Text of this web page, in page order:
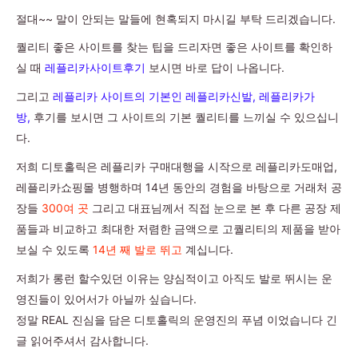
절대~~ 말이 안되는 말들에 현혹되지 마시길 부탁 드리겠습니다.
퀄리티 좋은 사이트를 찾는 팁을 드리자면 좋은 사이트를 확인하
실 때 레플리카사이트후기 보시면 바로 답이 나옵니다.
그리고 레플리카 사이트의 기본인 레플리카신발, 레플리카가
방, 후기를 보시면 그 사이트의 기본 퀄리티를 느끼실 수 있으십니
다.
저희 디토홀릭은 레플리카 구매대행을 시작으로 레플리카도매업,
레플리카쇼핑몰 병행하며 14년 동안의 경험을 바탕으로 거래처 공
장들 300여 곳 그리고 대표님께서 직접 눈으로 본 후 다른 공장 제
품들과 비교하고 최대한 저렴한 금액으로 고퀄리티의 제품을 받아
보실 수 있도록 14년 째 발로 뛰고 계십니다.
저희가 롱런 할수있던 이유는 양심적이고 아직도 발로 뛰시는 운
영진들이 있어서가 아닐까 싶습니다.
정말 REAL 진심을 담은 디토홀릭의 운영진의 푸념 이었습니다 긴
글 읽어주셔서 감사합니다.